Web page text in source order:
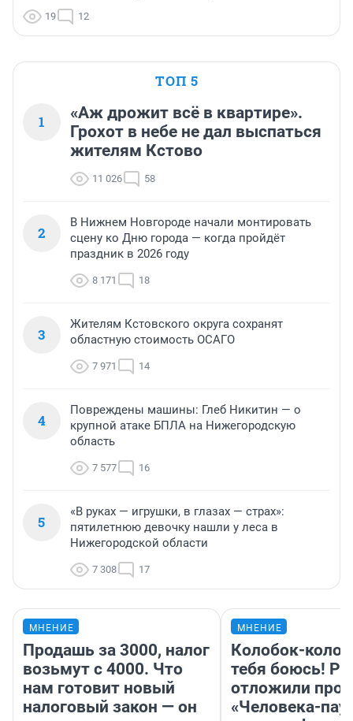
19 12
ТОП 5
1
«Аж дрожит всё в квартире».
Грохот в небе не дал выспаться
жителям Кстово
11 026 58
2
В Нижнем Новгороде начали монтировать
сцену ко Дню города — когда пройдёт
праздник в 2026 году
8 171 18
3
Жителям Кстовского округа сохранят
областную стоимость ОСАГО
7 971 14
4
Повреждены машины: Глеб Никитин — о
крупной атаке БПЛА на Нижегородскую
область
7 577 16
5
«В руках — игрушки, в глазах — страх»:
пятилетнюю девочку нашли у леса в
Нижегородской области
7 308 17
МНЕНИЕ
Продашь за 3000, налог
возьмут с 4000. Что
нам готовит новый
налоговый закон — он
МНЕНИЕ
Колобок-
тебя боюсь!
отложили
«Человека-